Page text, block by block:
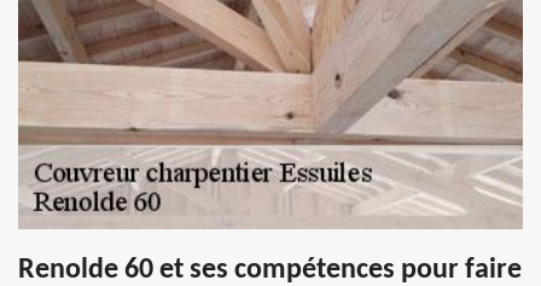
Renolde 60 et ses compétences pour faire